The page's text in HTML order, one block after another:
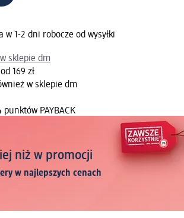
w 1-2 dni robocze od wysyłki
sklepie dm
169 zł
w sklepie dm
punktów PAYBACK
niż w promocji
w najlepszych cenach